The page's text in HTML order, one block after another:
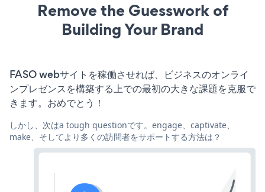
Remove the Guesswork of
Building Your Brand
FASO webサイトを稼働させれば、ビジネスのオンライ
ンプレゼンスを構築する上での最初の大きな課題を克服で
きます。おめでとう！
しかし、次はa tough questionです。engage、captivate、
make、そしてより多くの訪問者をサポートする方法は？